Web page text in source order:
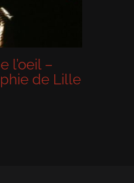
–
Lille
2016 – La
Chaumont-